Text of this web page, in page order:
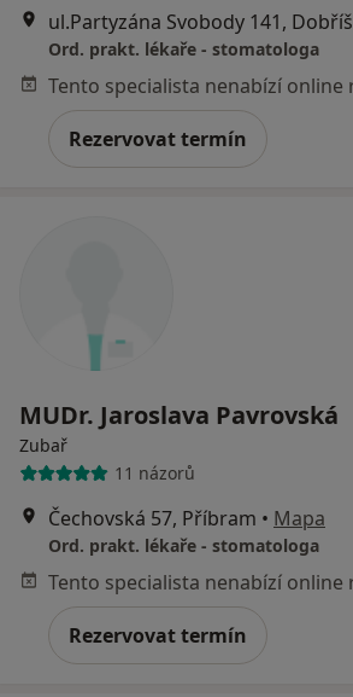
ul.Partyzána Svobody 141, Dobříš
Ord. prakt. lékaře - stomatologa
Rezervovat termín
MUDr. Jaroslava Pavrovská
Zubař
11 názorů
Čechovská 57, Příbram • Mapa
Ord. prakt. lékaře - stomatologa
Rezervovat termín